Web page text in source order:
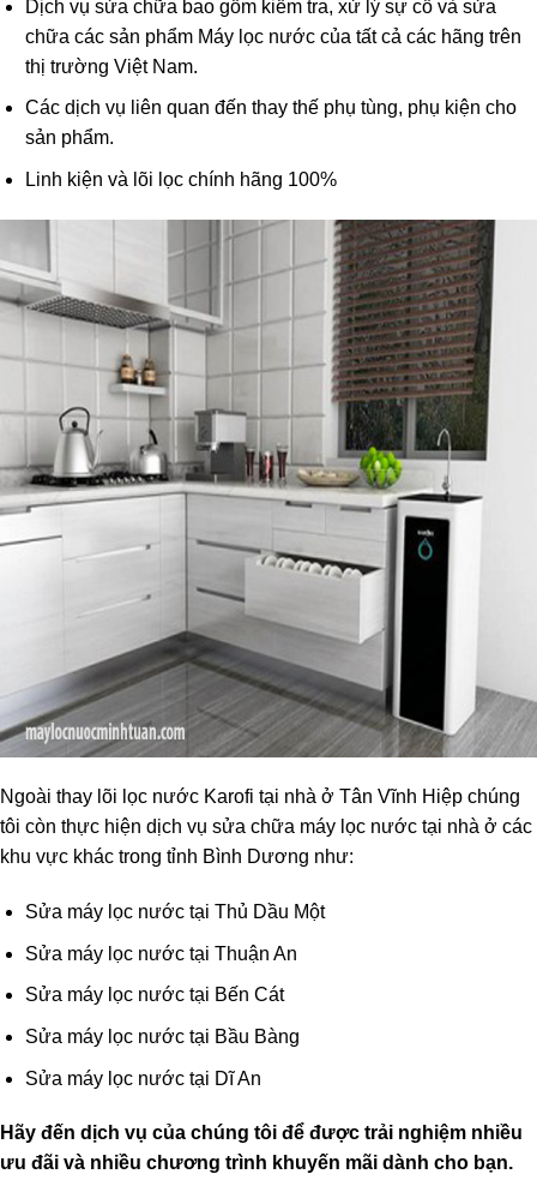
Dịch vụ sửa chữa bao gồm kiểm tra, xử lý sự cố và sửa
chữa các sản phẩm Máy lọc nước của tất cả các hãng trên
thị trường Việt Nam.
Các dịch vụ liên quan đến thay thế phụ tùng, phụ kiện cho
sản phẩm.
Linh kiện và lõi lọc chính hãng 100%
Ngoài thay lõi lọc nước Karofi tại nhà ở Tân Vĩnh Hiệp chúng
tôi còn thực hiện dịch vụ sửa chữa máy lọc nước tại nhà ở các
khu vực khác trong tỉnh Bình Dương như:
Sửa máy lọc nước tại Thủ Dầu Một
Sửa máy lọc nước tại Thuận An
Sửa máy lọc nước tại Bến Cát
Sửa máy lọc nước tại Bầu Bàng
Sửa máy lọc nước tại Dĩ An
Hãy đến dịch vụ của chúng tôi để được trải nghiệm nhiều
ưu đãi và nhiều chương trình khuyến mãi dành cho bạn.